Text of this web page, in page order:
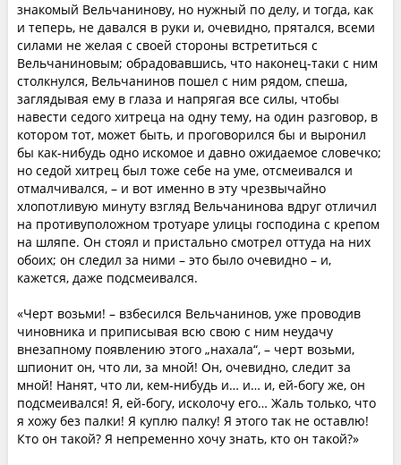
знакомый Вельчанинову, но нужный по делу, и тогда, как
и теперь, не давался в руки и, очевидно, прятался, всеми
силами не желая с своей стороны встретиться с
Вельчаниновым; обрадовавшись, что наконец-таки с ним
столкнулся, Вельчанинов пошел с ним рядом, спеша,
заглядывая ему в глаза и напрягая все силы, чтобы
навести седого хитреца на одну тему, на один разговор, в
котором тот, может быть, и проговорился бы и выронил
бы как-нибудь одно искомое и давно ожидаемое словечко;
но седой хитрец был тоже себе на уме, отсмеивался и
отмалчивался, – и вот именно в эту чрезвычайно
хлопотливую минуту взгляд Вельчанинова вдруг отличил
на противуположном тротуаре улицы господина с крепом
на шляпе. Он стоял и пристально смотрел оттуда на них
обоих; он следил за ними – это было очевидно – и,
кажется, даже подсмеивался.
«Черт возьми! – взбесился Вельчанинов, уже проводив
чиновника и приписывая всю свою с ним неудачу
внезапному появлению этого „нахала“, – черт возьми,
шпионит он, что ли, за мной! Он, очевидно, следит за
мной! Нанят, что ли, кем-нибудь и… и… и, ей-богу же, он
подсмеивался! Я, ей-богу, исколочу его… Жаль только, что
я хожу без палки! Я куплю палку! Я этого так не оставлю!
Кто он такой? Я непременно хочу знать, кто он такой?»